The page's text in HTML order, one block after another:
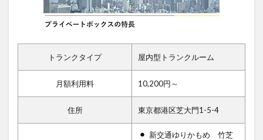
トランクタイプ 屋内型トランクルーム
月額利用料 10,200円～
住所 東京都港区芝大門1-5-4
新交通ゆりかもめ 竹芝